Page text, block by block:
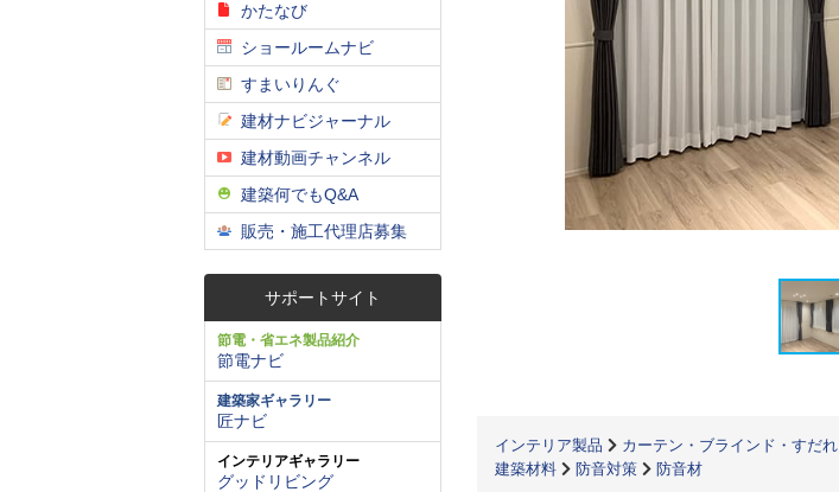
かたなび
ショールームナビ
すまいりんぐ
建材ナビジャーナル
建材動画チャンネル
建築何でもQ&A
販売・施工代理店募集
サポートサイト
節電・省エネ製品紹介
節電ナビ
建築家ギャラリー
匠ナビ
インテリアギャラリー
グッドリビング
インテリア製品 カーテン・ブラインド・すだれ
建築材料
防音対策 防音材